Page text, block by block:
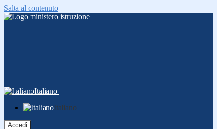
Salta al contenuto
Italiano
Italiano
Accedi